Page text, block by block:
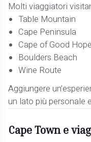
Molti viaggiatori
Table Mountain
Cape Peninsula
Cape of Good Hope
Boulders Beach
Wine Route
Aggiungere
un lato più personale
Cape Town e